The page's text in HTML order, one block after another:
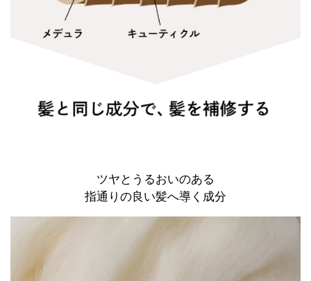
ツヤとうるおいのある
指通りの良い髪へ導く成分